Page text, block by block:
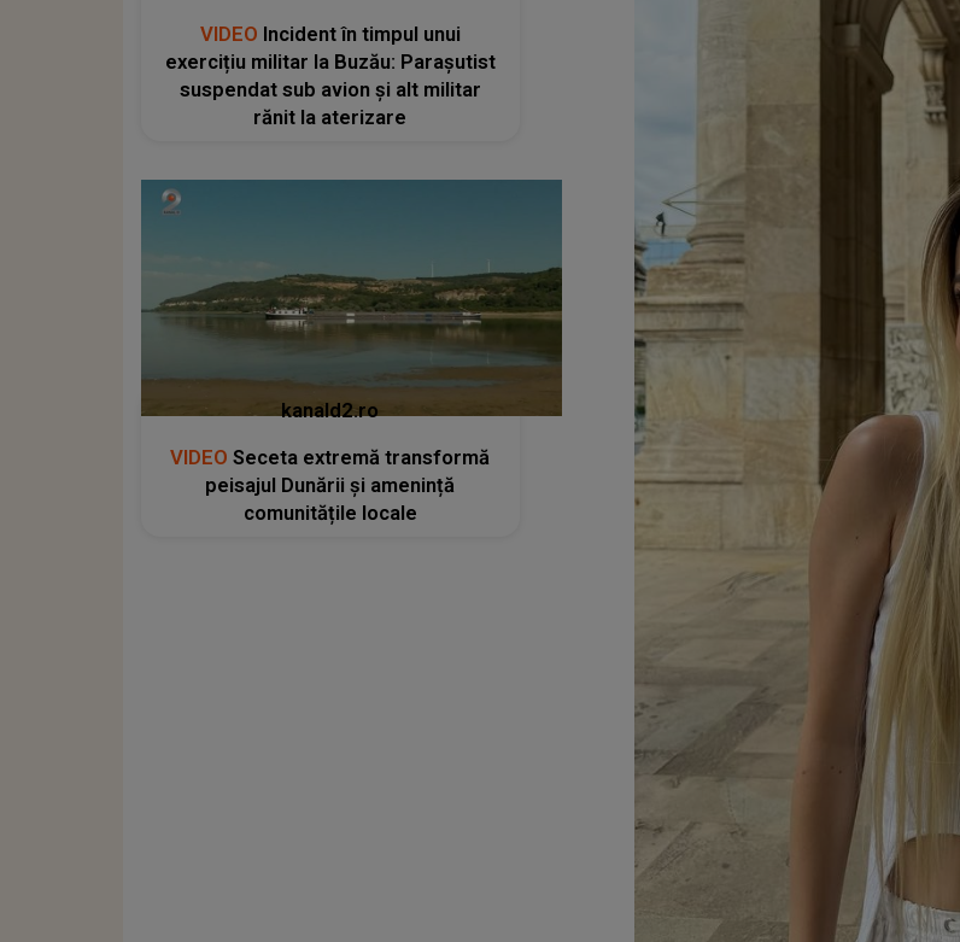
VIDEO Incident în timpul unui
exercițiu militar la Buzău: Parașutist
suspendat sub avion și alt militar
rănit la aterizare
kanald2.ro
VIDEO Seceta extremă transformă
peisajul Dunării și amenință
comunitățile locale